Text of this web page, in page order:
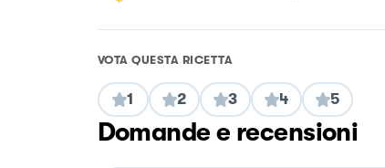
VOTA QUESTA RICETTA
1 2 3 4 5
Domande e recensioni